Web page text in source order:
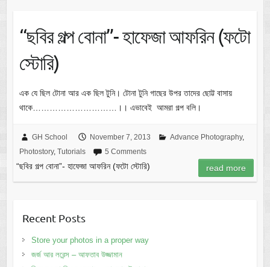
“ছবির গল্প বোনা”- হাফেজা আফরিন (ফটো
স্টোরি)
এক যে ছিল টোনা আর এক ছিল টুনি। টোনা টুনি গাছের উপর তাদের ছোট্ট বাসায়
থাকে…………………………।। এভাবেই আমরা গল্প বলি।
GH School November 7, 2013 Advance Photography,
Photostory, Tutorials 5 Comments
“ছবির গল্প বোনা”- হাফেজা আফরিন (ফটো স্টোরি) read more
Recent Posts
Store your photos in a proper way
জর্জ আর লরেন্স – আফতাব উজ্জামান